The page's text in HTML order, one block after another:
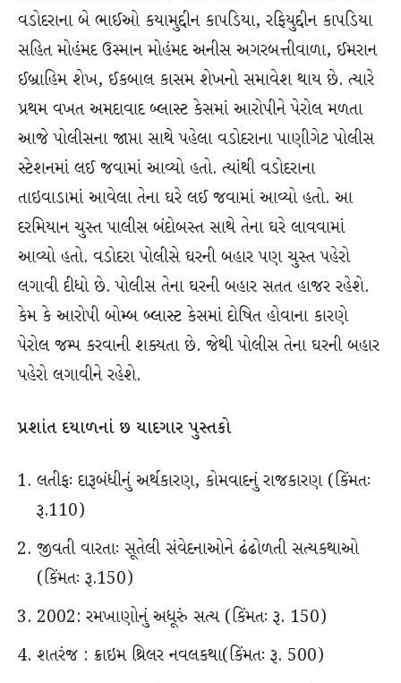
વડોદરાના બે ભાઈઓ કયામુદ્દીન કાપડિયા, રફિયુદ્દીન કાપડિયા
સહિત મોહંમદ ઉસ્માન મોહંમદ અનીસ અગરબત્તીવાળા, ઈમરાન
ઈબ્રાહિમ શેખ, ઈકબાલ કાસમ શેખનો સમાવેશ થાય છે. ત્યારે
પ્રથમ વખત અમદાવાદ બ્લાસ્ટ કેસમાં આરોપીને પેરોલ મળતા
આજે પોલીસના જાપ્તા સાથે પહેલા વડોદરાના પાણીગેટ પોલીસ
સ્ટેશનમાં લઈ જવામાં આવ્યો હતો. ત્યાંથી વડોદરાના
તાઇવાડામાં આવેલા તેના ઘરે લઈ જવામાં આવ્યો હતો. આ
દરમિયાન ચુસ્ત પાલીસ બંદોબસ્ત સાથે તેના ઘરે લાવવામાં
આવ્યો હતો. વડોદરા પોલીસે ઘરની બહાર પણ ચુસ્ત પહેરો
લગાવી દીધો છે. પોલીસ તેના ઘરની બહાર સતત હાજર રહેશે.
કેમ કે આરોપી બોમ્બ બ્લાસ્ટ કેસમાં દોષિત હોવાના કારણે
પેરોલ જમ્પ કરવાની શક્યતા છે. જેથી પોલીસ તેના ઘરની બહાર
પહેરો લગાવીને રહેશે.
પ્રશાંત દયાળનાં છ યાદગાર પુસ્તકો
લતીફઃ દારૂબંધીનું અર્થકારણ, કોમવાદનું રાજકારણ (કિંમતઃ
રૂ.110)
જીવતી વારતાઃ સૂતેલી સંવેદનાઓને ઢંઢોળતી સત્યકથાઓ
(કિંમતઃ રૂ.150)
2002: રમખાણોનું અધૂરું સત્ય (કિંમતઃ રૂ. 150)
શતરંજ : ક્રાઇમ થ્રિલર નવલકથા(કિંમતઃ રૂ. 500)